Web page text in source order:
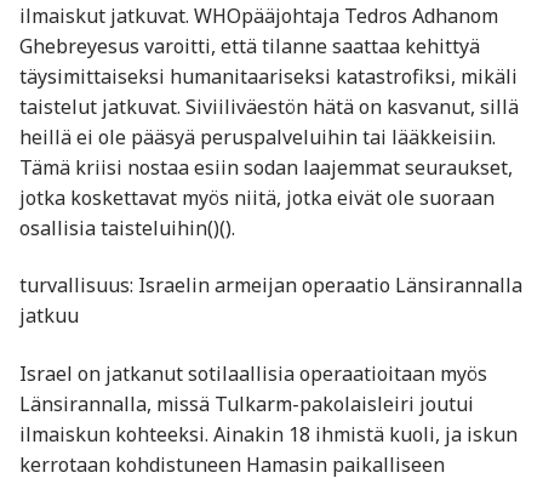
ilmaiskut jatkuvat. WHOpääjohtaja Tedros Adhanom
Ghebreyesus varoitti, että tilanne saattaa kehittyä
täysimittaiseksi humanitaariseksi katastrofiksi, mikäli
taistelut jatkuvat. Siviiliväestön hätä on kasvanut, sillä
heillä ei ole pääsyä peruspalveluihin tai lääkkeisiin.
Tämä kriisi nostaa esiin sodan laajemmat seuraukset,
jotka koskettavat myös niitä, jotka eivät ole suoraan
osallisia taisteluihin​()​().
turvallisuus: Israelin armeijan operaatio Länsirannalla
jatkuu
Israel on jatkanut sotilaallisia operaatioitaan myös
Länsirannalla, missä Tulkarm-pakolaisleiri joutui
ilmaiskun kohteeksi. Ainakin 18 ihmistä kuoli, ja iskun
kerrotaan kohdistuneen Hamasin paikalliseen